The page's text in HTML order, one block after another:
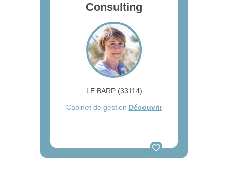
Consulting
LE BARP (33114)
Cabinet de gestion Découvrir